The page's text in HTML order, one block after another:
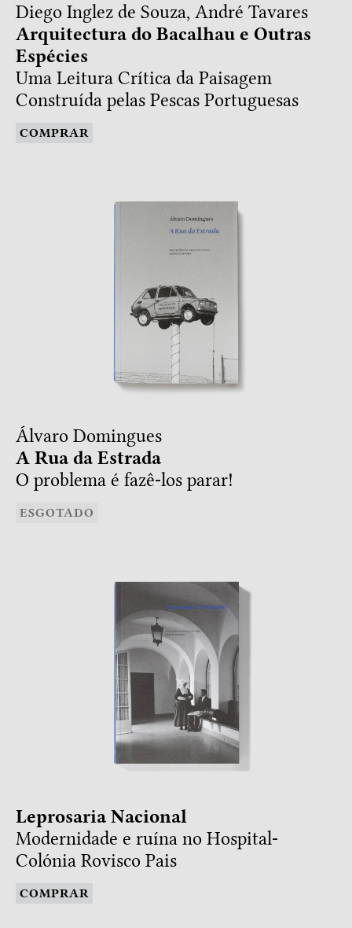
Diego Inglez de Souza, André Tavares
Arquitectura do Bacalhau e Outras
Espécies
Uma Leitura Crítica da Paisagem
Construída pelas Pescas Portuguesas
COMPRAR
Álvaro Domingues
A Rua da Estrada
O problema é fazê-los parar!
ESGOTADO
Leprosaria Nacional
Modernidade e ruína no Hospital-
Colónia Rovisco Pais
COMPRAR